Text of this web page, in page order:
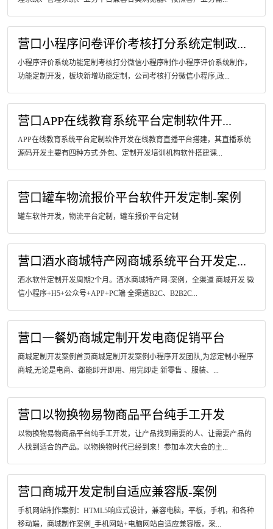
营口小程序问卷评价考核打分系统定制政...
小程序评价系统功能定制考核打分微信小程序制作小程序评价系统制作，
功能定制开发，板块新增功能定制，公司考核打分微信小程序,政...
营口APP在线教育系统平台定制软件开...
APP在线教育系统平台定制软件开发在线教育直播平台搭建，其直播系统
源码开发主要有四种方式:外包、定制开发培训机构软件搭建课...
营口罐车物流报价平台软件开发定制-案例
罐车软件开发，物流平台定制，罐车报价平台定制
营口酒水商城特产网商城系统平台开发定...
酒水软件定制开发周期2个月。酒水商城特产网-案例，全渠道 商城开发 微
信小程序+H5+公众号+APP+PC端 全渠道B2C、B2B2C...
营口一餐奶商城定制开发电商促销平台
商城定制开发案例首页商城定制开发案例小程序开发团队,为您定制小程序
商城,无论是电商、都能即开即用、用完即走 新零售 、服装、...
营口以物换物易物商品平台纯手工开发
以物换物易物商品平台纯手工开发，让产品找到需要的人、让需要产品的
人找到适合的产品。以物换物时代已经到来！参加本次大会的主...
营口商城开发定制自适应兼容版-案例
手机网站制作案例：HTML5响应式设计，兼容电脑，平板，手机，和各种
移动端，商城制作案例_手机网站+电脑网站自适应兼容版，采...